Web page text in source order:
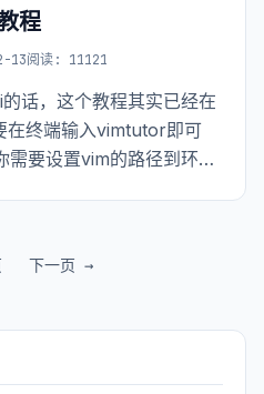
程
13阅读: 11121
话，这个教程其实已经在
在终端输入vimtutor即可
需要设置vim的路径到环境
下一页 →